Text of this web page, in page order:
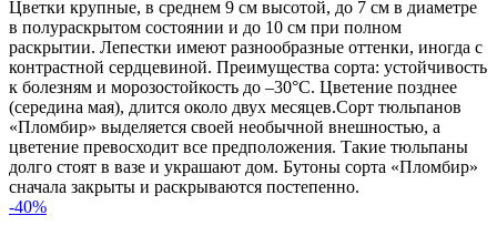
Цветки крупные, в среднем 9 см высотой, до 7 см в диаметре
в полураскрытом состоянии и до 10 см при полном
раскрытии. Лепестки имеют разнообразные оттенки, иногда с
контрастной сердцевиной. Преимущества сорта: устойчивость
к болезням и морозостойкость до –30°C. Цветение позднее
(середина мая), длится около двух месяцев.Сорт тюльпанов
«Пломбир» выделяется своей необычной внешностью, а
цветение превосходит все предположения. Такие тюльпаны
долго стоят в вазе и украшают дом. Бутоны сорта «Пломбир»
сначала закрыты и раскрываются постепенно.
-40%